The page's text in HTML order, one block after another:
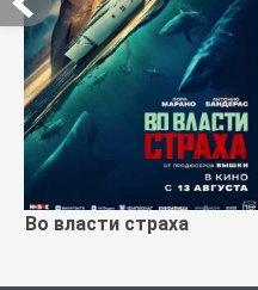
Во власти страха